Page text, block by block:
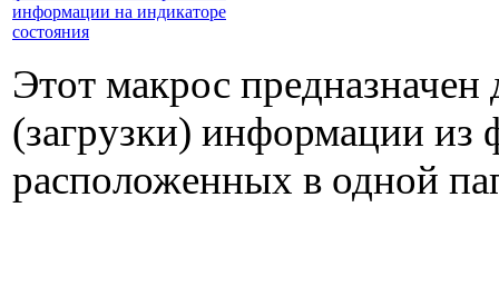
Этот макрос предназначен
(загрузки) информации из
расположенных в одной